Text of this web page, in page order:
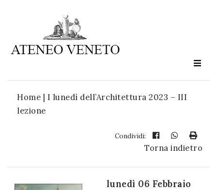
Home | I lunedì dell’Architettura 2023 – III
lezione
Condividi:
Torna indietro
lunedì 06 Febbraio
Ateneo
è
cultura